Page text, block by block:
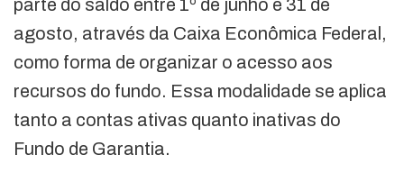
parte do saldo entre 1º de junho e 31 de
agosto, através da Caixa Econômica Federal,
como forma de organizar o acesso aos
recursos do fundo. Essa modalidade se aplica
tanto a contas ativas quanto inativas do
Fundo de Garantia.